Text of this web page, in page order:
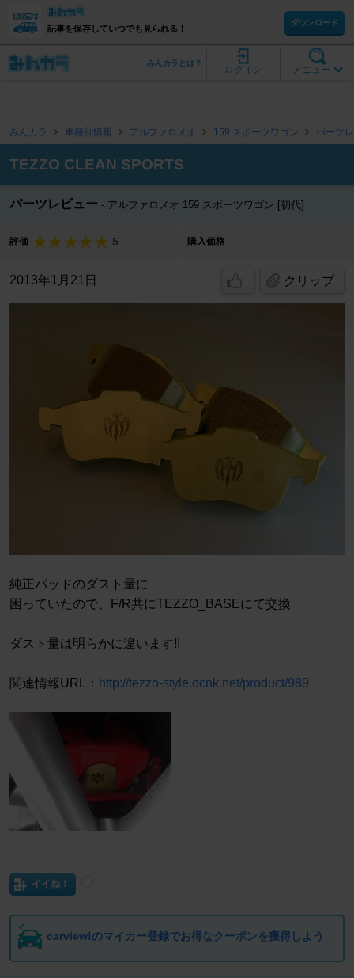
記事を保存していつでも見られる！
ダウンロード
メニュー
ログイン
みんカラとは？
みんカラ 車種別情報 アルファロメオ 159 スポーツワゴン パーツ
TEZZO CLEAN SPORTS
パーツレビュー アルファロメオ 159 スポーツワゴン [初代]
評価 5 購入価格 -
2013年1月21日 クリップ
純正パッドのダスト量に
困っていたので、F/R共にTEZZO_BASEにて交換
ダスト量は明らかに違います!!
関連情報URL： http://tezzo-style.ocnk.net/product/989
イイね！
carview!のマイカー登録でお得なクーポンを獲得しよう